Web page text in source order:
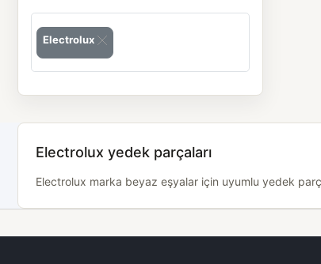
Electrolux
Electrolux yedek parçaları
Electrolux marka beyaz eşyalar için uyumlu yedek